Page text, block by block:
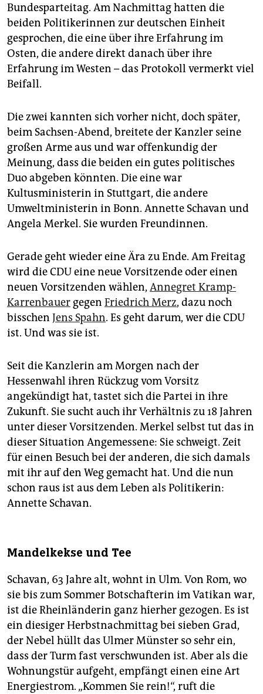
genossenschaft
epaper login
Bundesparteitag. Am Nachmittag hatten die
beiden Politikerinnen zur deutschen Einheit
gesprochen, die eine über ihre Erfahrung im
Osten, die andere direkt danach über ihre
Erfahrung im Westen – das Protokoll vermerkt viel
Beifall.
Die zwei kannten sich vorher nicht, doch später,
beim Sachsen-Abend, breitete der Kanzler seine
großen Arme aus und war offenkundig der
Meinung, dass die beiden ein gutes politisches
Duo abgeben könnten. Die eine war
Kultusministerin in Stuttgart, die andere
Umweltministerin in Bonn. Annette Schavan und
Angela Merkel. Sie wurden Freundinnen.
Gerade geht wieder eine Ära zu Ende. Am Freitag
wird die CDU eine neue Vorsitzende oder einen
neuen Vorsitzenden wählen, Annegret Kramp-
Karrenbauer gegen Friedrich Merz, dazu noch
bisschen Jens Spahn. Es geht darum, wer die CDU
ist. Und was sie ist.
Seit die Kanzlerin am Morgen nach der
Hessenwahl ihren Rückzug vom Vorsitz
angekündigt hat, tastet sich die Partei in ihre
Zukunft. Sie sucht auch ihr Verhältnis zu 18 Jahren
unter dieser Vorsitzenden. Merkel selbst tut das in
dieser Situation Angemessene: Sie schweigt. Zeit
für einen Besuch bei der anderen, die sich damals
mit ihr auf den Weg gemacht hat. Und die nun
schon raus ist aus dem Leben als Politikerin:
Annette Schavan.
Mandelkekse und Tee
Schavan, 63 Jahre alt, wohnt in Ulm. Von Rom, wo
sie bis zum Sommer Botschafterin im Vatikan war,
ist die Rheinländerin ganz hierher gezogen. Es ist
ein diesiger Herbstnachmittag bei sieben Grad,
der Nebel hüllt das Ulmer Münster so sehr ein,
dass der Turm fast verschwunden ist. Aber als die
Wohnungstür aufgeht, empfängt einen eine Art
Energiestrom. „Kommen Sie rein!“, ruft die